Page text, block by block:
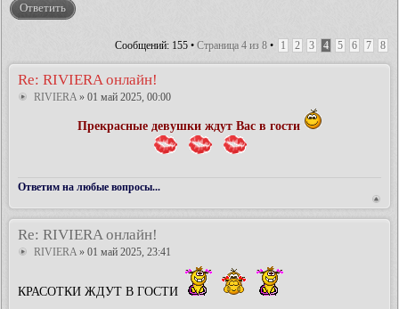
Ответить
Сообщений: 155 • Страница 4 из 8 • 1 2 3 4 5 6 7 8
Re: RIVIERA онлайн!
RIVIERA» 01 май 2025, 00:00
Прекрасные девушки ждут Вас в гости
Ответим на любые вопросы...
Re: RIVIERA онлайн!
RIVIERA» 01 май 2025, 23:41
КРАСОТКИ ЖДУТ В ГОСТИ